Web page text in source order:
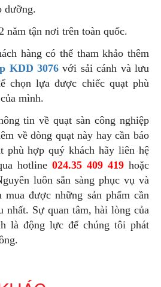
dưỡng.
năm tận nơi trên toàn quốc.
hàng có thể tham khảo thêm
KDD 3076 với sải cánh và lưu
chọn lựa được chiếc quạt phù
mình.
tin về quạt sàn công nghiệp
về dòng quạt này hay cần báo
phù hợp quý khách hãy liên hệ
hotline 024.35 409 419 hoặc
luôn sẵn sàng phục vụ và
được những sản phẩm cần
nhất. Sự quan tâm, hài lòng của
là động lực để chúng tôi phát